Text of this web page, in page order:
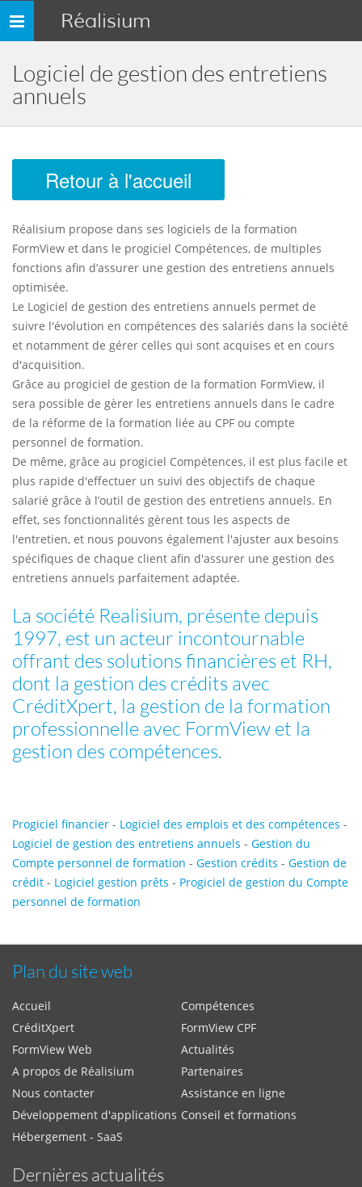
Toggle
navigation
Réalisium
Logiciel de gestion des entretiens
annuels
Retour à l'accueil
Réalisium propose dans ses logiciels de la formation
FormView et dans le progiciel Compétences, de multiples
fonctions afin d’assurer une gestion des entretiens annuels
optimisée.
Le Logiciel de gestion des entretiens annuels permet de
suivre l'évolution en compétences des salariés dans la société
et notamment de gérer celles qui sont acquises et en cours
d'acquisition.
Grâce au progiciel de gestion de la formation FormView, il
sera possible de gèrer les entretiens annuels dans le cadre
de la réforme de la formation liée au CPF ou compte
personnel de formation.
De même, grâce au progiciel Compétences, il est plus facile et
plus rapide d'effectuer un suivi des objectifs de chaque
salarié grâce à l’outil de gestion des entretiens annuels. En
effet, ses fonctionnalités gèrent tous les aspects de
l'entretien, et nous pouvons également l'ajuster aux besoins
spécifiques de chaque client afin d'assurer une gestion des
entretiens annuels parfaitement adaptée.
La société Realisium, présente depuis
1997, est un acteur incontournable
offrant des solutions financières et RH,
dont la gestion des crédits avec
CréditXpert, la gestion de la formation
professionnelle avec FormView et la
gestion des compétences.
Progiciel financier - Logiciel des emplois et des compétences -
Logiciel de gestion des entretiens annuels - Gestion du
Compte personnel de formation - Gestion crédits - Gestion de
crédit - Logiciel gestion prêts - Progiciel de gestion du Compte
personnel de formation
Plan du site web
Accueil
Compétences
CréditXpert
FormView CPF
FormView Web
Actualités
A propos de Réalisium
Partenaires
Nous contacter
Assistance en ligne
Développement d'applications Conseil et formations
Hébergement - SaaS
Dernières actualités